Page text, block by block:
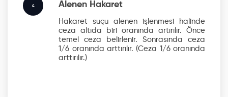
4 Alenen Hakaret
Hakaret suçu alenen işlenmesi halinde
ceza altıda biri oranında artırılır. Önce
temel ceza belirlenir. Sonrasında ceza
1/6 oranında arttırılır. (Ceza 1/6 oranında
arttırılır.)